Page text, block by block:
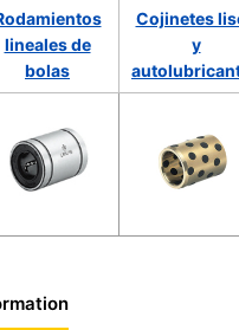
lineales de
bolas
Cojinetes
y